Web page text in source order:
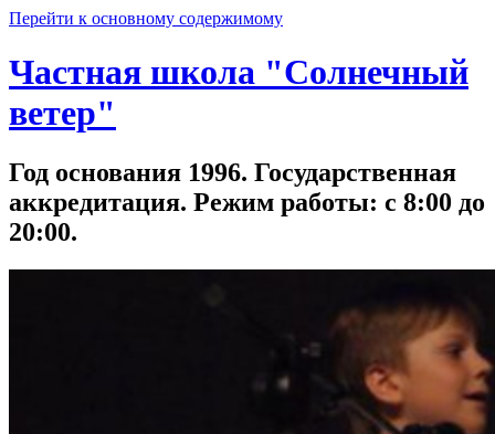
Перейти к основному содержимому
Частная школа "Солнечный
ветер"
Год основания 1996. Государственная
аккредитация. Режим работы: с 8:00 до
20:00.